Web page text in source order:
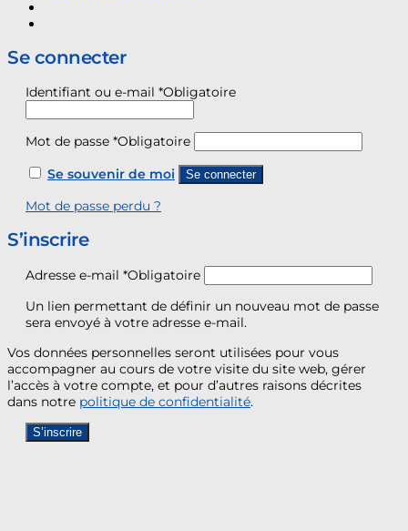
Se connecter
Identifiant ou e-mail *Obligatoire
Mot de passe *Obligatoire
Se souvenir de moi Se connecter
Mot de passe perdu ?
S’inscrire
Adresse e-mail *Obligatoire
Un lien permettant de définir un nouveau mot de passe
sera envoyé à votre adresse e-mail.
Vos données personnelles seront utilisées pour vous
accompagner au cours de votre visite du site web, gérer
l’accès à votre compte, et pour d’autres raisons décrites
dans notre politique de confidentialité.
S’inscrire